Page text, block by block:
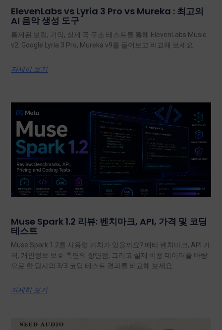
ElevenLabs vs Lyria 3 Pro vs Mureka : 최고의
AI 음악 생성 도구
통제된 보컬, 기악, 실제 곡 구조 테스트를 통해 ElevenLabs Music
v2, Google Lyria 3 Pro, Mureka v9를 들어보고 비교해 보세요.
자세히 보기
Muse Spark 1.2 리뷰: 벤치마크, API, 가격 및 코딩
테스트
Muse Spark 1.2를 사용할 가치가 있을까요? 메타 벤치마크, API 가
격, 개인정보 보호 측면의 장단점, 그리고 실제 비용 데이터를 바탕
으로 한 당사의 3/3 코딩 테스트 결과를 비교해 보세요.
자세히 보기